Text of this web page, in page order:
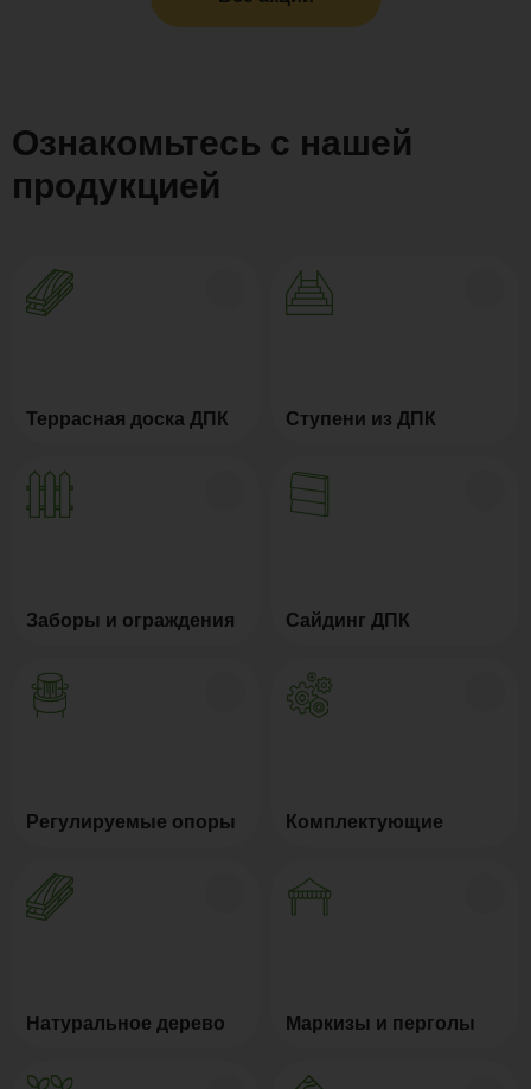
Ознакомьтесь с нашей
продукцией
Террасная доска ДПК Ступени из ДПК
Заборы и ограждения Сайдинг ДПК
Регулируемые опоры Комплектующие
Натуральное дерево Маркизы и перголы